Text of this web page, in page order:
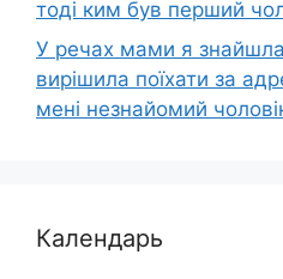
тоді ким був перший
У речах мами я знайшла
вирішила поїхати за
мені незнайомий
Календарь